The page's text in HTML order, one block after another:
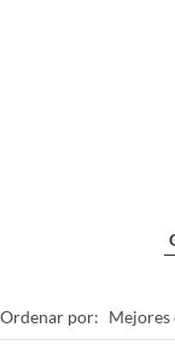
Ordenar por: Mejores